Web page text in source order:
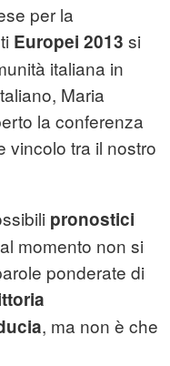
per la
Europei 2013 si
italiana in
Maria
la conferenza
vincolo tra il nostro
pronostici
momento non si
ponderate di
, ma non è che